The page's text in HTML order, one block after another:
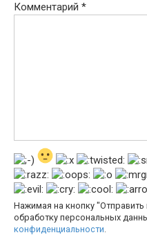
Комментарий *
Нажимая на кнопку
обработку персональных
конфиденциальности